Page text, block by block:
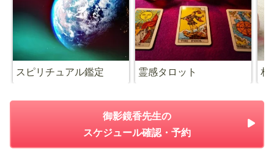
スピリチュアル鑑定 霊感タロット 相
御影鏡香先生の
スケジュール確認・予約